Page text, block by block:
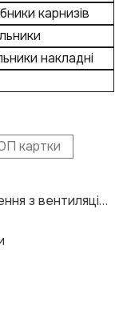
карнизів
накладні
картки
Трекове освітлення з вентиляцією